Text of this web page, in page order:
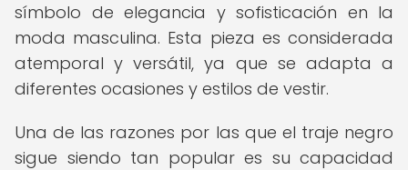
símbolo de elegancia y sofisticación en la
moda masculina. Esta pieza es considerada
atemporal y versátil, ya que se adapta a
diferentes ocasiones y estilos de vestir.
Una de las razones por las que el traje negro
sigue siendo tan popular es su capacidad